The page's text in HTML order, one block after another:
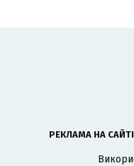
РЕКЛАМА НА САЙТІ